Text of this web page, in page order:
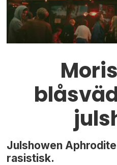
Julshowen
rasistisk.